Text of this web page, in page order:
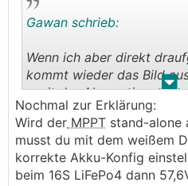
Wenn ich aber direkt
kommt wieder das Bild
- mit der
Konzentrieren wir uns mal
dasBMS. Der
───────────────
Ja, das ist leider so.
Das geht aber über
Einsatzbereitschaft
eigene Bruder ist bei dem
läuft. Ich versuch halt mit
. .
Gawan schrieb:
Wenn ich aber direkt
kommt wieder das Bild
- mit der
Nochmal zur Erklärung:
Wird der MPPT stand-alone
musst du mit dem weißem
korrekte Akku-Konfig
beim 16S LiFePo4 dann